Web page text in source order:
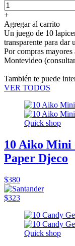
+
Agregar al carrito
Un juego de 10
transparente para dar
Por compras
Montevideo
También te puede
VER TODOS
Quick shop
10 Aiko Mini
Paper Djeco
$380
$323
Quick shop